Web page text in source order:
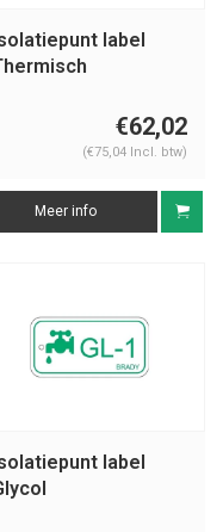
label
€62,02
(€75,04 Incl. btw)
Meer info
label